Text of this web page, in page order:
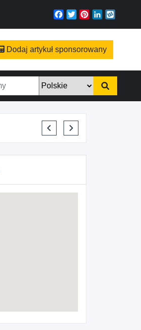
Facebook
TwitterPinterest
LinkedIn
Dodaj artykuł sponsorowany
KAJU BUS JUSTYNA